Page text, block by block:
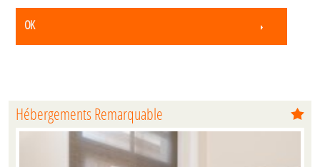
OK
Hébergements Remarquable